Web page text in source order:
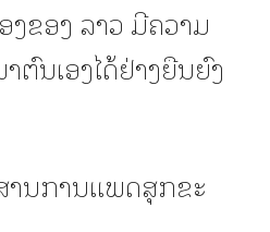
ຂອງ ລາວ ມີຄວາມ
ຕົນເອງໄດ້ຢ່າງຍືນຍົງ
ານການແພດສຸກຂະ